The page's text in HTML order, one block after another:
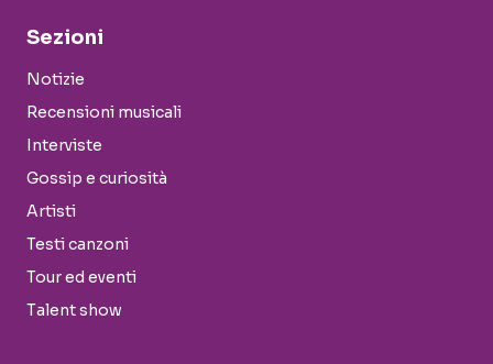
Sezioni
Notizie
Recensioni musicali
Interviste
Gossip e curiosità
Artisti
Testi canzoni
Tour ed eventi
Talent show